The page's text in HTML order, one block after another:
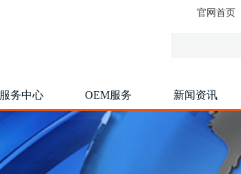
官网首页
服务中心 OEM服务 新闻资讯